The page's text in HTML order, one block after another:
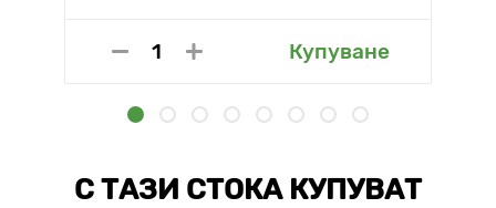
Купуване
С ТАЗИ СТОКА КУПУВАТ